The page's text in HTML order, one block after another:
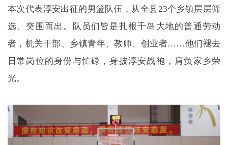
本次代表淳安出征的男篮队伍，从全县23个乡镇层层筛
选、突围而出。队员们皆是扎根千岛大地的普通劳动
者，机关干部、乡镇青年、教师、创业者……他们褪去
日常岗位的身份与忙碌，身披淳安战袍，肩负家乡荣
光。